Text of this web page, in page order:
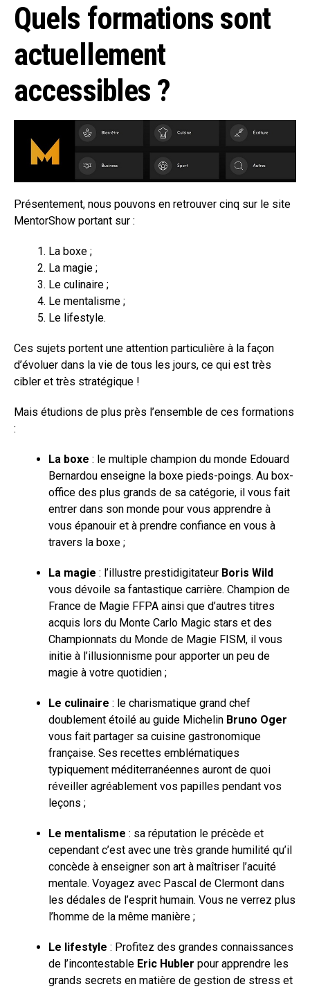
Quels formations sont
actuellement
accessibles ?
Présentement, nous pouvons en retrouver cinq sur le site
MentorShow portant sur :
La boxe ;
La magie ;
Le culinaire ;
Le mentalisme ;
Le lifestyle.
Ces sujets portent une attention particulière à la façon
d’évoluer dans la vie de tous les jours, ce qui est très
cibler et très stratégique !
Mais étudions de plus près l’ensemble de ces formations
:
La boxe : le multiple champion du monde Edouard
Bernardou enseigne la boxe pieds-poings. Au box-
office des plus grands de sa catégorie, il vous fait
entrer dans son monde pour vous apprendre à
vous épanouir et à prendre confiance en vous à
travers la boxe ;
La magie : l’illustre prestidigitateur Boris Wild
vous dévoile sa fantastique carrière. Champion de
France de Magie FFPA ainsi que d’autres titres
acquis lors du Monte Carlo Magic stars et des
Championnats du Monde de Magie FISM, il vous
initie à l’illusionnisme pour apporter un peu de
magie à votre quotidien ;
Le culinaire : le charismatique grand chef
doublement étoilé au guide Michelin Bruno Oger
vous fait partager sa cuisine gastronomique
française. Ses recettes emblématiques
typiquement méditerranéennes auront de quoi
réveiller agréablement vos papilles pendant vos
leçons ;
Le mentalisme : sa réputation le précède et
cependant c’est avec une très grande humilité qu’il
concède à enseigner son art à maîtriser l’acuité
mentale. Voyagez avec Pascal de Clermont dans
les dédales de l’esprit humain. Vous ne verrez plus
l’homme de la même manière ;
Le lifestyle : Profitez des grandes connaissances
de l’incontestable Eric Hubler pour apprendre les
grands secrets en matière de gestion de stress et